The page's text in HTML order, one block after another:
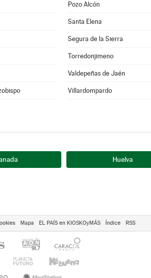
Pozo Alcón
Santa Elena
Segura de la Sierra
Torredonjimeno
Valdepeñas de Jaén
Villardompardo
Huelva
Mapa EL PAÍS en KIOSKOyMÁS Índice RSS